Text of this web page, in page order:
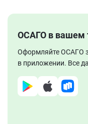
ОСАГО в вашем
Оформляйте ОСАГО
в приложении. Все